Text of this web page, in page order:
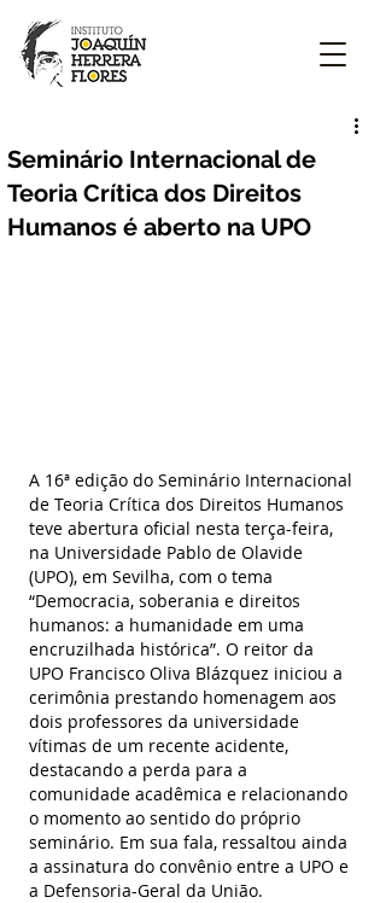
Seminário Internacional de
Teoria Crítica dos Direitos
Humanos é aberto na UPO
A 16ª edição do Seminário Internacional
de Teoria Crítica dos Direitos Humanos
teve abertura oficial nesta terça-feira,
na Universidade Pablo de Olavide
(UPO), em Sevilha, com o tema
“Democracia, soberania e direitos
humanos: a humanidade em uma
encruzilhada histórica”. O reitor da
UPO Francisco Oliva Blázquez iniciou a
cerimônia prestando homenagem aos
dois professores da universidade
vítimas de um recente acidente,
destacando a perda para a
comunidade acadêmica e relacionando
o momento ao sentido do próprio
seminário. Em sua fala, ressaltou ainda
a assinatura do convênio entre a UPO e
a Defensoria-Geral da União.